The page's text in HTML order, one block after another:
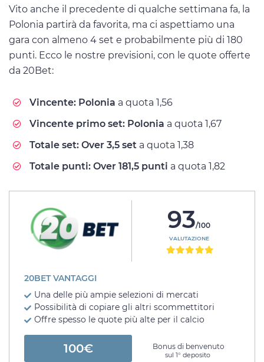
Vito anche il precedente di qualche settimana fa, la
Polonia partirà da favorita, ma ci aspettiamo una
gara con almeno 4 set e probabilmente più di 180
punti. Ecco le nostre previsioni, con le quote offerte
da 20Bet:
Vincente: Polonia a quota 1,56
Vincente primo set: Polonia a quota 1,67
Totale set: Over 3,5 set a quota 1,38
Totale punti: Over 181,5 punti a quota 1,82
93/100
VALUTAZIONE
20BET VANTAGGI
Una delle più ampie selezioni di mercati
Possibilità di copiare gli altri scommettitori
Offre spesso le quote più alte per il calcio
100€ Bonus di benvenuto
sul 1° deposito